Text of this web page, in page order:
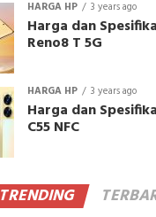
HARGA HP 3 years ago
Harga dan
Reno8 T 5G
HARGA HP 3 years ago
Harga dan
C55 NFC
TRENDING